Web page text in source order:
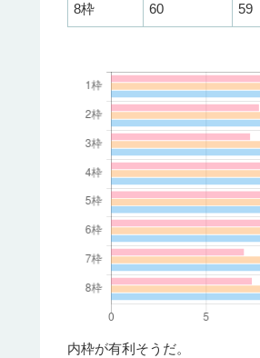
8枠 60 59
内枠が有利そうだ。